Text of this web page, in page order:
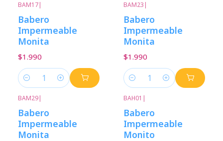
BAM17|
Babero
Impermeable
Monita
$1.990
Cantidad
BAM23 |
Babero
Impermeable
Monita
$1.990
Cantidad
BAM29|
Babero
Impermeable
Monita
BAH01 |
Babero
Impermeable
Monito